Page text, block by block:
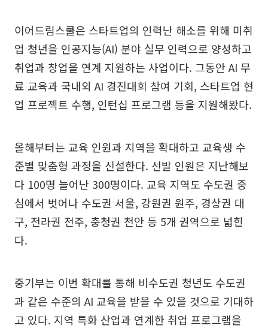
이어드림스쿨은 스타트업의 인력난 해소를 위해 미취
업 청년을 인공지능(AI) 분야 실무 인력으로 양성하고
취업과 창업을 연계 지원하는 사업이다. 그동안 AI 무
료 교육과 국내외 AI 경진대회 참여 기회, 스타트업 현
업 프로젝트 수행, 인턴십 프로그램 등을 지원해왔다.
올해부터는 교육 인원과 지역을 확대하고 교육생 수
준별 맞춤형 과정을 신설한다. 선발 인원은 지난해보
다 100명 늘어난 300명이다. 교육 지역도 수도권 중
심에서 벗어나 수도권 서울, 강원권 원주, 경상권 대
구, 전라권 전주, 충청권 천안 등 5개 권역으로 넓힌
다.
중기부는 이번 확대를 통해 비수도권 청년도 수도권
과 같은 수준의 AI 교육을 받을 수 있을 것으로 기대하
고 있다. 지역 특화 산업과 연계한 취업 프로그램을